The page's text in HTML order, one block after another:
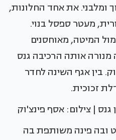
ומלבני. את אחד החלונות,
מעטר ספסל בנוי.
המיטה, מאוחסנים
אותה הרכיבה גנס
בין אגף השינה לחדר
זכוכית.
גנס | צילום: אסף פינצ'וק
ובה פינה משותפת בה